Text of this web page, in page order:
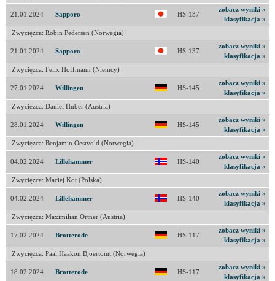
21.01.2024 Sapporo HS-137
zobacz wyniki »
klasyfikacja »
Zwycięzca: Robin Pedersen (Norwegia)
21.01.2024 Sapporo HS-137
zobacz wyniki »
klasyfikacja »
Zwycięzca: Felix Hoffmann (Niemcy)
27.01.2024 Willingen HS-145
zobacz wyniki »
klasyfikacja »
Zwycięzca: Daniel Huber (Austria)
28.01.2024 Willingen HS-145
zobacz wyniki »
klasyfikacja »
Zwycięzca: Benjamin Oestvold (Norwegia)
04.02.2024 Lillehammer HS-140
zobacz wyniki »
klasyfikacja »
Zwycięzca: Maciej Kot (Polska)
04.02.2024 Lillehammer HS-140
zobacz wyniki »
klasyfikacja »
Zwycięzca: Maximilian Ortner (Austria)
17.02.2024 Brotterode HS-117
zobacz wyniki »
klasyfikacja »
Zwycięzca: Paal Haakon Bjoertomt (Norwegia)
18.02.2024 Brotterode HS-117
zobacz wyniki »
klasyfikacja »